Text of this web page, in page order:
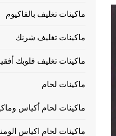
ماكينات تغليف بالفاكيوم
ماكينات تغليف شرنك
ماكينات تغليف فلوبك
ماكينات لحام
ماكينات لحام أكياس
ماكينات لحام اكياس